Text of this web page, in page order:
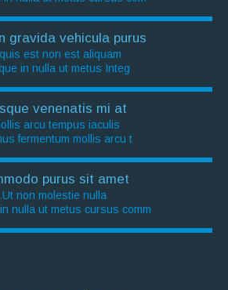
gravida vehicula purus
est non est aliquam.
in nulla ut metus Integ
venenatis mi at
arcu tempus iaculis.
fermentum mollis arcu t
purus sit amet
Ut non molestie nulla.
nulla ut metus cursus comm